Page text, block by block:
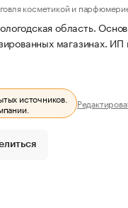
косметикой и
область.
магазинах.
источников.